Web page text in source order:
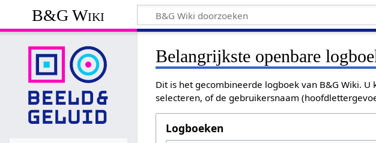
B&G Wiki
Belangrijkste openbare
Dit is het gecombineerde logboek van B&G Wiki.
selecteren, of de gebruikersnaam
Logboeken